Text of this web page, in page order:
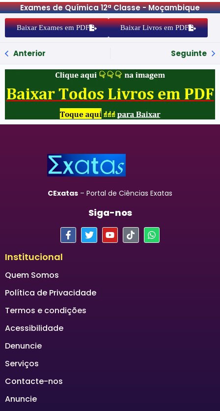
Exames de Química 12ª Classe - Moçambique
Baixar Exames em PDF Baixar Livros em PDF
Anterior Seguinte
CExatas – Portal de Ciências Exatas
Siga-nos
Institucional
Quem Somos
Política de Privacidade
Termos e condições
Acessibilidade
Denuncie
Serviços
Contacte-nos
Anuncie